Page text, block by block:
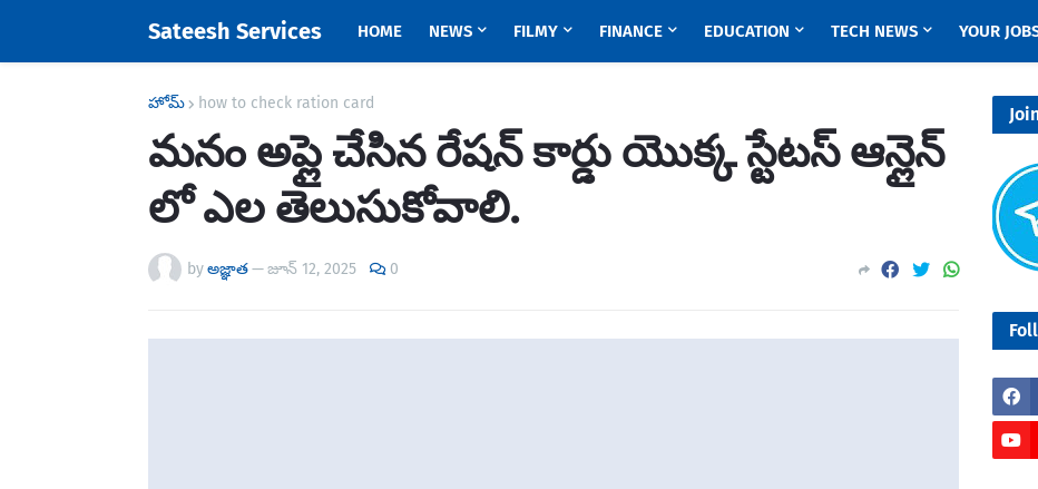
Sateesh Services HOME NEWS FILMY FINANCE EDUCATION TECH NEWS YOUR
హోమ్ how to check ration card
మనం అప్లై చేసిన రేషన్ కార్డు యొక్క స్టేటస్ ఆన్లైన్
లో ఎల తెలుసుకోవాలి.
byఅజ్ఞాత—జూన్ 12, 2025 0